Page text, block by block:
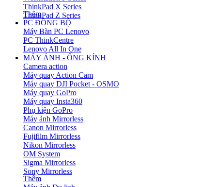
ThinkPad X Series
ThinkPad Z Series
Thêm
PC ĐỒNG BỘ
Máy Bàn PC Lenovo
PC ThinkCentre
Lenovo All In One
MÁY ẢNH - ỐNG KÍNH
Camera action
Máy quay Action Cam
Máy quay DJI Pocket - OSMO
Máy quay GoPro
Máy quay Insta360
Phụ kiện GoPro
Máy ảnh Mirrorless
Canon Mirrorless
Fujifilm Mirrorless
Nikon Mirrorless
OM System
Sigma Mirrorless
Sony Mirrorless
Thêm